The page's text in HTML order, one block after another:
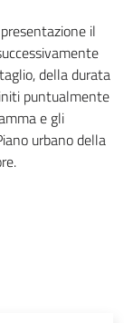
il
della durata
puntualmente
e gli
urbano della